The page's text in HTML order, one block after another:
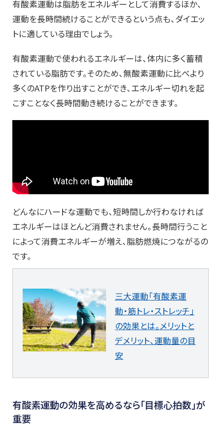
有酸素運動は脂肪をエネルギーとして消費するほか、
運動を長時間続けることができるという点も、ダイエッ
トに適している理由でしょう。
有酸素運動で使われるエネルギーは、体内に多く蓄積
されている脂肪です。そのため、無酸素運動に比べより
多くのATPを作り出すことができ、エネルギー切れを起
こすことなく長時間動き続けることができます。
どんなにハードな運動でも、短時間しか行わなければ
エネルギーはほとんど消費されません。長時間行うこと
によって消費エネルギーが増え、脂肪燃焼につながるの
です。
三大運動「有酸素運
動・筋トレ・ストレッチ」
の効果とは。メリットと
デメリット、運動量の目
安
有酸素運動の効果を高めるなら「目標心拍数」が
重要